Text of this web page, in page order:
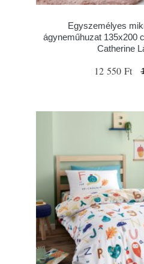
Egyszemélyes
ágyneműhuzat 135x200
Catherine
12 550 Ft